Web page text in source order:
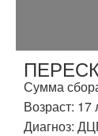
Сумма
Возраст: 17
Диагноз: